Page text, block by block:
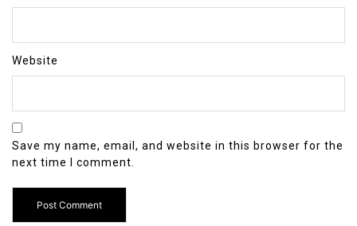
Website
Save my name, email, and website in this browser for the
next time I comment.